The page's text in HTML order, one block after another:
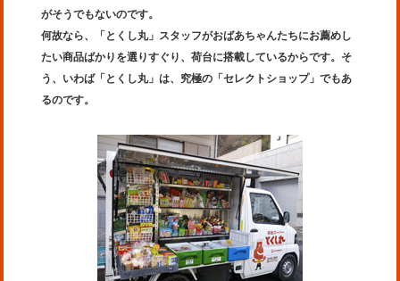
がそうでもないのです。
何故なら、「とくし丸」スタッフがおばあちゃんたちにお薦めし
たい商品ばかりを選りすぐり、荷台に搭載しているからです。そ
う、いわば「とくし丸」は、究極の「セレクトショップ」でもあ
るのです。